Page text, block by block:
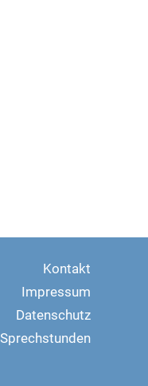
Kontakt
Impressum
Datenschutz
Sprechstunden